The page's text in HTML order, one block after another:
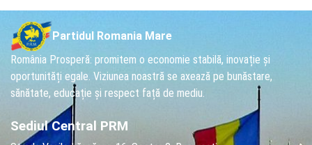
Partidul Romania Mare
România Prosperă: promitem o economie stabilă, inovație și
oportunități egale. Viziunea noastră se axează pe bunăstare,
sănătate, educație și respect față de mediu.
Sediul Central PRM